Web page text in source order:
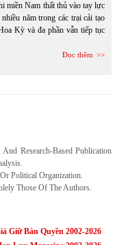
miền Nam thất thủ vào tay lực
năm trong các trại cải tạo
Kỳ và đa phần vẫn tiếp tục
Đọc thêm
Research-Based Publication
Political Organization.
Those Of The Authors.
Giữ Bản Quyền 2002-2026